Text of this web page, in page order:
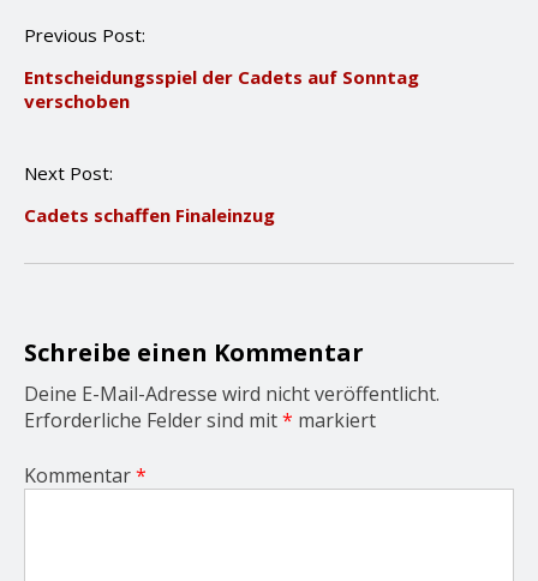
P
s
t
v
g
n
Previous Post:
Entscheidungsspiel der Cadets auf Sonntag
verschoben
Next Post:
Cadets schaffen Finaleinzug
Schreibe einen Kommentar
Deine E-Mail-Adresse wird nicht veröffentlicht.
Erforderliche Felder sind mit* markiert
Kommentar*